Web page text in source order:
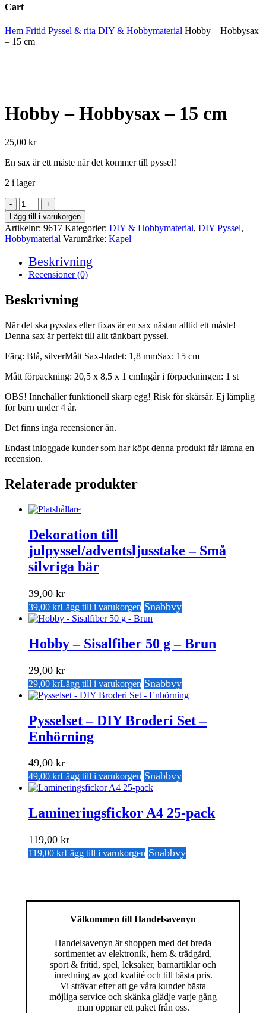
Cart
Close
Cart
Hem Fritid Pyssel & rita DIY & Hobbymaterial Hobby – Hobbysax
– 15 cm
Hobby – Hobbysax – 15 cm
25,00 kr
En sax är ett måste när det kommer till pyssel!
2 i lager
Hobby
-
Hobbysax
-
15
cm
mängd
Lägg till i varukorgen
Artikelnr: 9617 Kategorier: DIY & Hobbymaterial, DIY Pyssel,
Hobbymaterial Varumärke: Kapel
Beskrivning
Recensioner (0)
Beskrivning
När det ska pysslas eller fixas är en sax nästan alltid ett måste!
Denna sax är perfekt till allt tänkbart pyssel.
Färg: Blå, silverMått Sax-bladet: 1,8 mmSax: 15 cm
Mått förpackning: 20,5 x 8,5 x 1 cmIngår i förpackningen: 1 st
OBS! Innehåller funktionell skarp egg! Risk för skärsår. Ej lämplig
för barn under 4 år.
Det finns inga recensioner än.
Endast inloggade kunder som har köpt denna produkt får lämna en
recension.
Relaterade produkter
Dekoration till
julpyssel/adventsljusstake – Små
silvriga bär
39,00 kr
39,00 krLägg till i varukorgen Snabbvy
Hobby – Sisalfiber 50 g – Brun
29,00 kr
29,00 krLägg till i varukorgen Snabbvy
Pysselset – DIY Broderi Set –
Enhörning
49,00 kr
49,00 krLägg till i varukorgen Snabbvy
Lamineringsfickor A4 25-pack
119,00 kr
119,00 krLägg till i varukorgen Snabbvy
Välkommen till Handelsavenyn
Handelsavenyn är shoppen med det breda
sortimentet av elektronik, hem & trädgård,
sport & fritid, spel, leksaker, barnartiklar och
inredning av god kvalité och till bästa pris.
Vi strävar efter att ge våra kunder bästa
möjliga service och skänka glädje varje gång
man öppnar ett paket från oss.